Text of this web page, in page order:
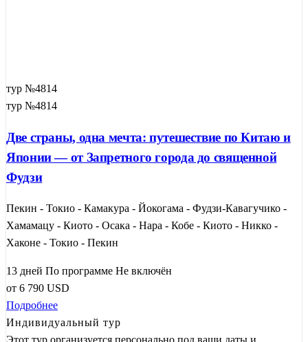
9
тур №4814
тур №4814
Две страны, одна мечта: путешествие по Китаю и
Японии — от Запретного города до священной
Фудзи
Пекин - Токио - Камакура - Йокогама - Фудзи-Кавагучико -
Хамамацу - Киото - Осака - Нара - Кобе - Киото - Никко -
Хаконе - Токио - Пекин
13 дней По программе Не включён
от 6 790 USD
Подробнее
Индивидуальный тур